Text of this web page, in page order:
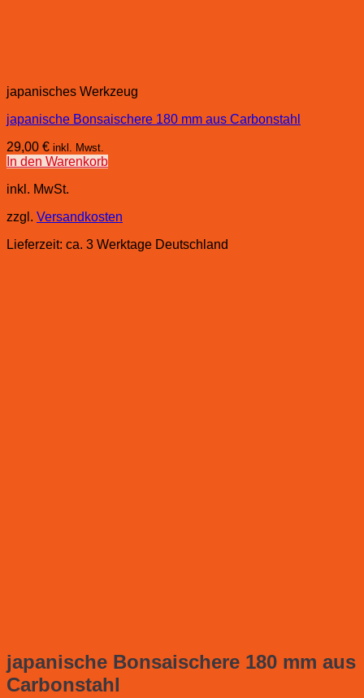
japanisches Werkzeug
japanische Bonsaischere 180 mm aus Carbonstahl
29,00 € inkl. Mwst.
In den Warenkorb
inkl. MwSt.
zzgl. Versandkosten
Lieferzeit: ca. 3 Werktage Deutschland
japanische Bonsaischere 180 mm aus
Carbonstahl